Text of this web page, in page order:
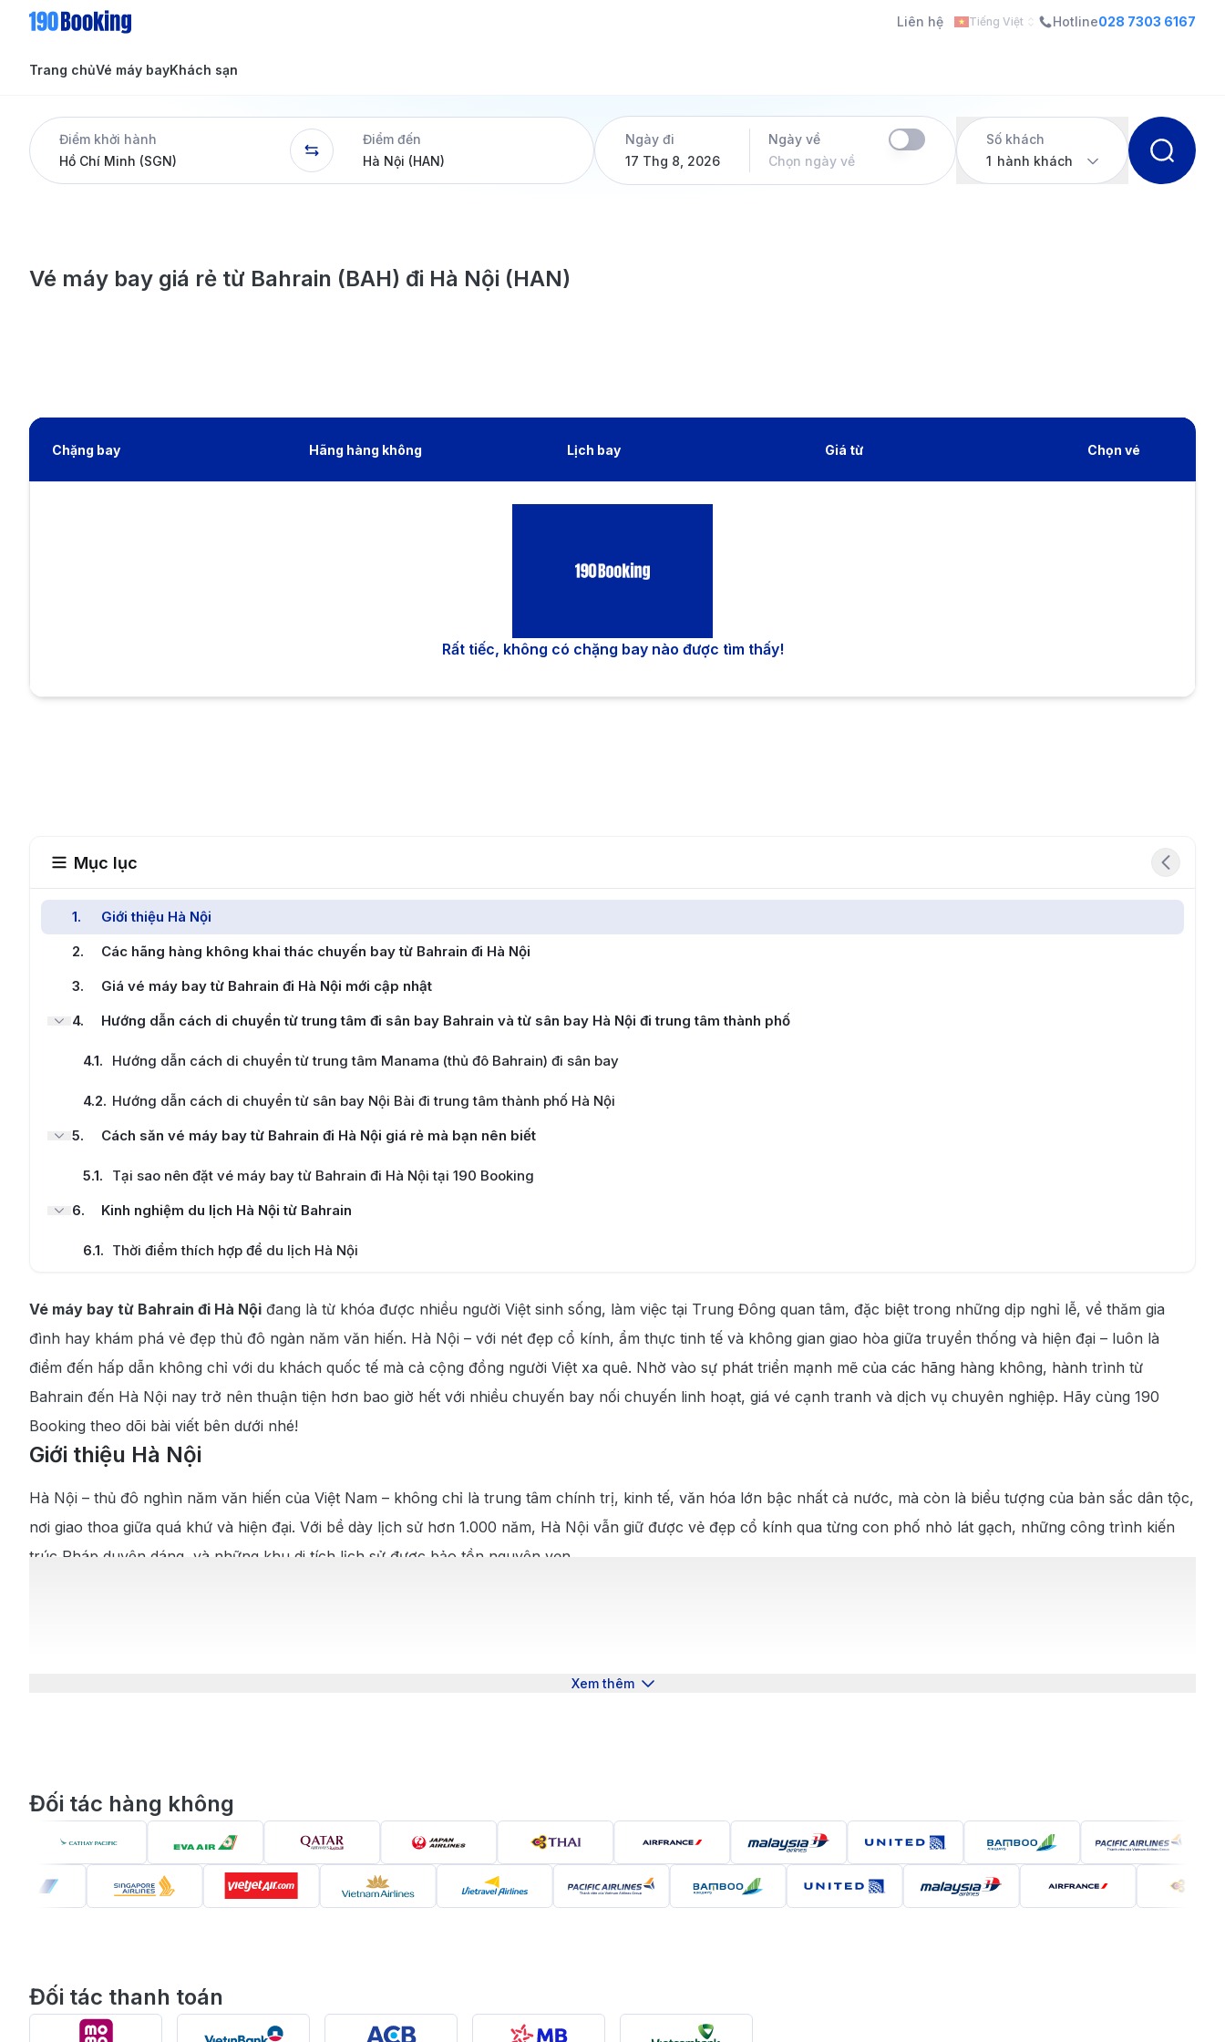
Liên hệ Tiếng Việt Hotline028 7303 6167
Trang chủVé máy bay
Tin tức
Dịch vụ
Khách sạn
Tin tức
Điểm khởi hành
Điểm đến
Ngày đi
17 Thg 8, 2026
Ngày về
Chọn ngày về
Số khách
1 hành khách
Vé máy bay giá rẻ từ Bahrain (BAH) đi Hà Nội (HAN)
Chặng bay Hãng hàng không Lịch bay Giá từ Chọn vé
Rất tiếc, không có chặng bay nào được tìm thấy!
Mục lục
1.
Giới thiệu Hà Nội
2.
Các hãng hàng không khai thác chuyến bay từ Bahrain đi Hà Nội
3.
Giá vé máy bay từ Bahrain đi Hà Nội mới cập nhật
4. Hướng dẫn cách di chuyển từ trung tâm đi sân bay Bahrain và từ sân bay Hà Nội đi trung tâm thành phố
4.1. Hướng dẫn cách di chuyển từ trung tâm Manama (thủ đô Bahrain) đi sân bay
4.2. Hướng dẫn cách di chuyển từ sân bay Nội Bài đi trung tâm thành phố Hà Nội
5. Cách săn vé máy bay từ Bahrain đi Hà Nội giá rẻ mà bạn nên biết
5.1.
Tại sao nên đặt vé máy bay từ Bahrain đi Hà Nội tại 190 Booking
6. Kinh nghiệm du lịch Hà Nội từ Bahrain
6.1. Thời điểm thích hợp để du lịch Hà Nội
6.3 . Các món ăn ngon nổi tiếng nên thử ở Hà Nội
Vé máy bay từ Bahrain đi Hà Nội đang là từ khóa được nhiều người Việt sinh sống, làm việc tại Trung Đông quan tâm, đặc biệt trong những dịp nghỉ lễ, về thăm gia
đình hay khám phá vẻ đẹp thủ đô ngàn năm văn hiến. Hà Nội – với nét đẹp cổ kính, ẩm thực tinh tế và không gian giao hòa giữa truyền thống và hiện đại – luôn là
điểm đến hấp dẫn không chỉ với du khách quốc tế mà cả cộng đồng người Việt xa quê. Nhờ vào sự phát triển mạnh mẽ của các hãng hàng không, hành trình từ
Bahrain đến Hà Nội nay trở nên thuận tiện hơn bao giờ hết với nhiều chuyến bay nối chuyến linh hoạt, giá vé cạnh tranh và dịch vụ chuyên nghiệp. Hãy cùng 190
Booking theo dõi bài viết bên dưới nhé!
Giới thiệu Hà Nội
Hà Nội – thủ đô nghìn năm văn hiến của Việt Nam – không chỉ là trung tâm chính trị, kinh tế, văn hóa lớn bậc nhất cả nước, mà còn là biểu tượng của bản sắc dân tộc,
nơi giao thoa giữa quá khứ và hiện đại. Với bề dày lịch sử hơn 1.000 năm, Hà Nội vẫn giữ được vẻ đẹp cổ kính qua từng con phố nhỏ lát gạch, những công trình kiến
trúc Pháp duyên dáng, và những khu di tích lịch sử được bảo tồn nguyên vẹn.
Các hãng hàng không khai thác chuyến bay từ Bahrain đi Hà Nội
Bahrain đến Hà Nội
là một trong những hành trình được nhiều người Việt tại Trung Đông lựa chọn để trở về thăm gia đình, công tác hoặc khám phá vẻ
đẹp của thủ đô ngàn năm văn hiến. Với khoảng cách hơn 6.000 km, hiện tại chưa có hãng nào khai thác chuyến bay thẳng trực tiếp giữa Bahrain và Hà Nội. Tuy nhiên,
nhiều hãng hàng không quốc tế uy tín đang khai tháccác chuyến bay quá cảnh, mang đến lựa chọn linh hoạt về giá vé, thời gian bay và chất lượng dịch vụ.
Các hãng hàng không khai thác chuyến bay quá cảnh Bahrain đi Hà Nội
Qatar Airways
: Đây là hãng hàng không phổ biến nhất cho hành trình Bahrain – Hà Nội, với điểm nối tại
Xem thêm
Đối tác hàng không
Đối tác thanh toán